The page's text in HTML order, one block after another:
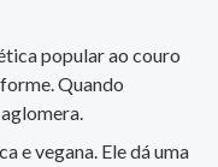
popular ao couro
Quando
e vegana. Ele dá uma